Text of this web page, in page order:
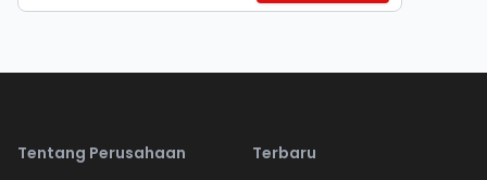
Tentang Perusahaan Terbaru